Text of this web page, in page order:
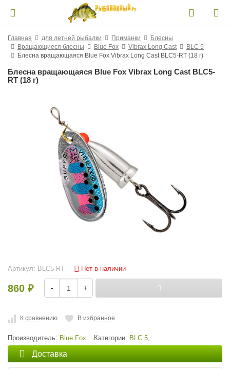
Главная для летней рыбалки Приманки
Блесны
Вращающиеся блесны
Blue Fox Vibrax Long Cast
BLC 5
Блесна вращающаяся Blue Fox Vibrax Long Cast BLC5-RT (18 г)
Блесна вращающаяся Blue Fox Vibrax Long Cast BLC5-
RT (18 г)
Артикул: BLC5-RT Нет в наличии
860 ₽ - +
К сравнению В избранное
Производитель: Blue Fox Категории: BLC 5,
Доставка